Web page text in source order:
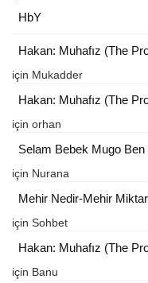
HbY
Hakan: Muhafız (The
için Mukadder
Hakan: Muhafız (The
için orhan
Selam Bebek Mugo
için Nurana
Mehir Nedir-Mehir
için Sohbet
Hakan: Muhafız (The
için Banu